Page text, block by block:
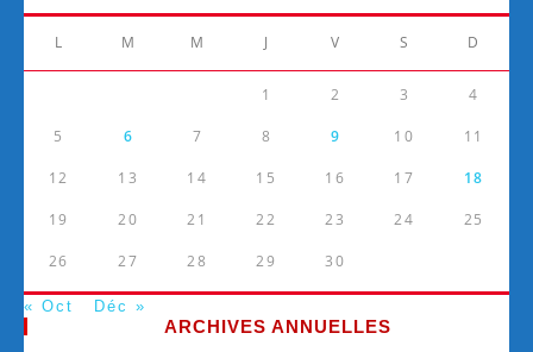
L M M J V S D
1 2 3 4
5 6 7 8 9 10 11
12 13 14 15 16 17 18
19 20 21 22 23 24 25
26 27 28 29 30
« Oct Déc »
ARCHIVES ANNUELLES